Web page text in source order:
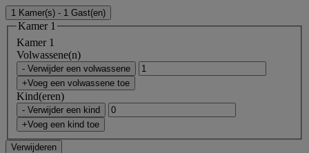
1 Kamer(s) - 1 Gast(en)
Kamer 1
Kamer 1
Volwassene(n)
- Verwijder een volwassene
+Voeg een volwassene toe
Kind(eren)
- Verwijder een kind
+Voeg een kind toe
Verwijderen